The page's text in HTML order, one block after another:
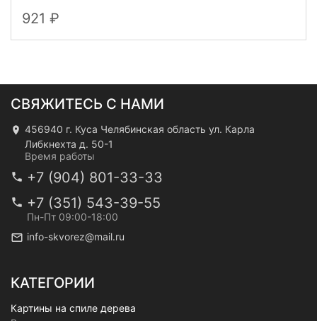
921
СВЯЖИТЕСЬ С НАМИ
456940 г. Куса Челябинская область ул. Карла
Либкнехта д. 50-1
Время работы
+7 (904) 801-33-33
+7 (351) 543-39-55
Пн-Пт 09:00-18:00
info-skvorez@mail.ru
КАТЕГОРИИ
Картины на спиле дерева